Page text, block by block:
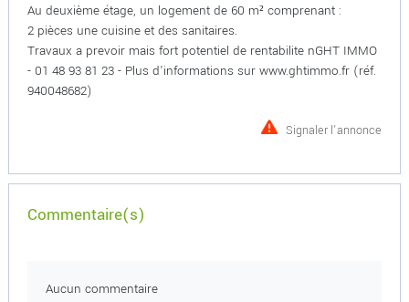
Au deuxième étage, un logement de 60 m² comprenant :
2 pièces une cuisine et des sanitaires.
Travaux a prevoir mais fort potentiel de rentabilite nGHT IMMO
- 01 48 93 81 23 - Plus d'informations sur www.ghtimmo.fr (réf.
940048682)
Signaler l'annonce
Commentaire(s)
Aucun commentaire